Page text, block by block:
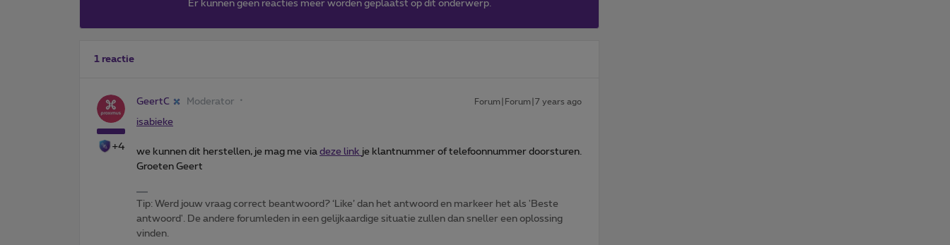
Er kunnen geen reacties meer worden geplaatst op dit onderwerp.
1 reactie
+4
GeertC Moderator Forum|Forum|7 years ago
isabieke
we kunnen dit herstellen, je mag me via deze link je klantnummer of telefoonnummer doorsturen.
Groeten Geert
Tip: Werd jouw vraag correct beantwoord? ‘Like’ dan het antwoord en markeer het als 'Beste
antwoord'. De andere forumleden in een gelijkaardige situatie zullen dan sneller een oplossing
vinden.